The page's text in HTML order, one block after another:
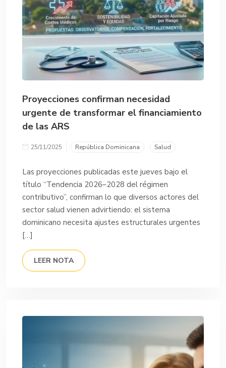
Proyecciones confirman necesidad
urgente de transformar el financiamiento
de las ARS
25/11/2025 República Dominicana Salud
Las proyecciones publicadas este jueves bajo el
título “Tendencia 2026–2028 del régimen
contributivo”, confirman lo que diversos actores del
sector salud vienen advirtiendo: el sistema
dominicano necesita ajustes estructurales urgentes
[…]
LEER NOTA